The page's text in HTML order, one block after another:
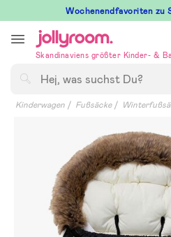
till
innehållet
Wochenendfavoriten zu
Skandinaviens größter Kinder- &
Kinderwagen Fußsäcke